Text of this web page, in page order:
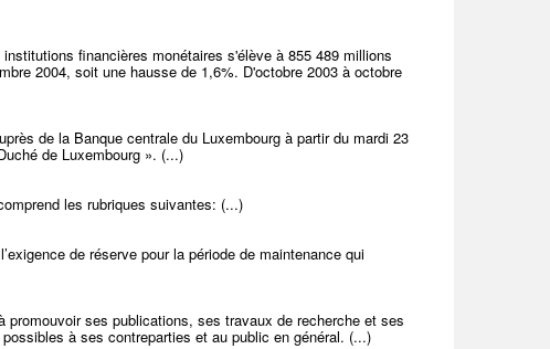
financières monétaires s'élève à 855 489 millions
2004, soit une hausse de 1,6%. D'octobre 2003 à octobre
de la Banque centrale du Luxembourg à partir du mardi 23
de Luxembourg ». (...)
les rubriques suivantes: (...)
de réserve pour la période de maintenance qui
ses publications, ses travaux de recherche et ses
à ses contreparties et au public en général. (...)